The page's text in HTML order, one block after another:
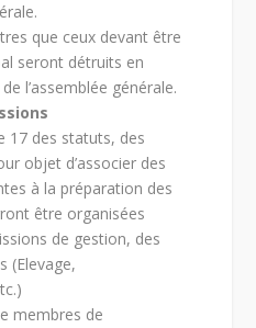
que ceux devant être
seront détruits en
l’assemblée générale.
17 des statuts, des
objet d’associer des
à la préparation des
être organisées
de gestion, des
(Elevage,
membres de